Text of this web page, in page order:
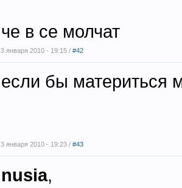
че в се молчат
3 января 2010 - 19:15 / #42
если бы материться
3 января 2010 - 19:23 / #43
nusia,